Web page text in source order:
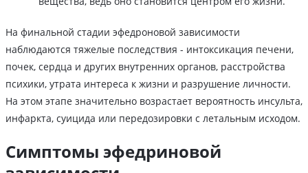
На финальной стадии эфедроновой зависимости
наблюдаются тяжелые последствия - интоксикация печени,
почек, сердца и других внутренних органов, расстройства
психики, утрата интереса к жизни и разрушение личности.
На этом этапе значительно возрастает вероятность инсульта,
инфаркта, суицида или передозировки с летальным исходом.
Симптомы эфедриновой